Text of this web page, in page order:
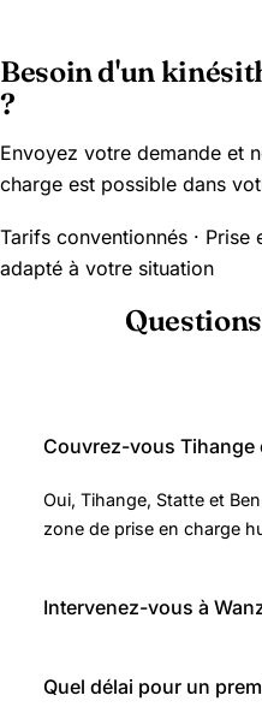
Besoin d'un
?
Envoyez votre demande et
charge est possible dans
Tarifs conventionnés · Prise
adapté à votre situation
Couvrez-vous Tihange
Oui, Tihange, Statte et
zone de prise en charge
Intervenez-vous à
Quel délai pour un